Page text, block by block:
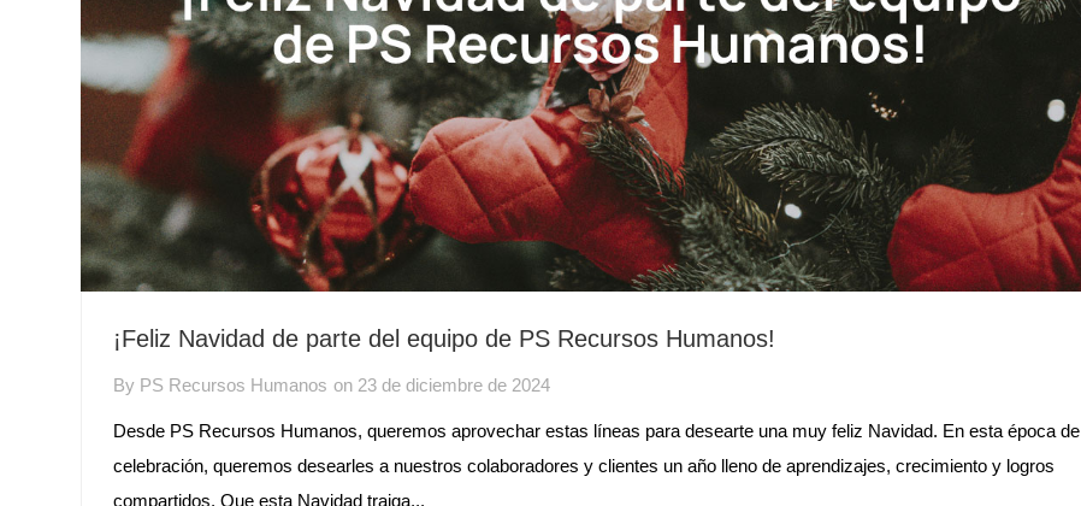
¡Feliz Navidad de parte del equipo de PS Recursos Humanos!
By PS Recursos Humanos on 23 de diciembre de 2024
Desde PS Recursos Humanos, queremos aprovechar estas líneas para desearte una muy feliz Navidad. En esta época de
celebración, queremos desearles a nuestros colaboradores y clientes un año lleno de aprendizajes, crecimiento y logros
compartidos. Que esta Navidad traiga...